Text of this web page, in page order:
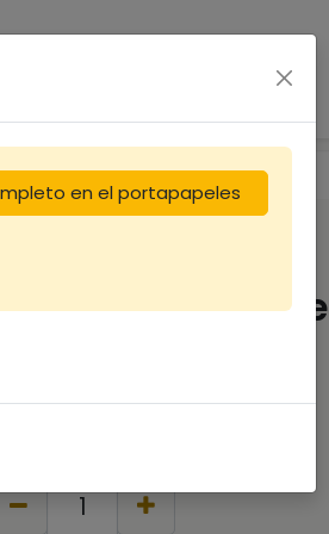
50 le mètre
€
en el portapapeles